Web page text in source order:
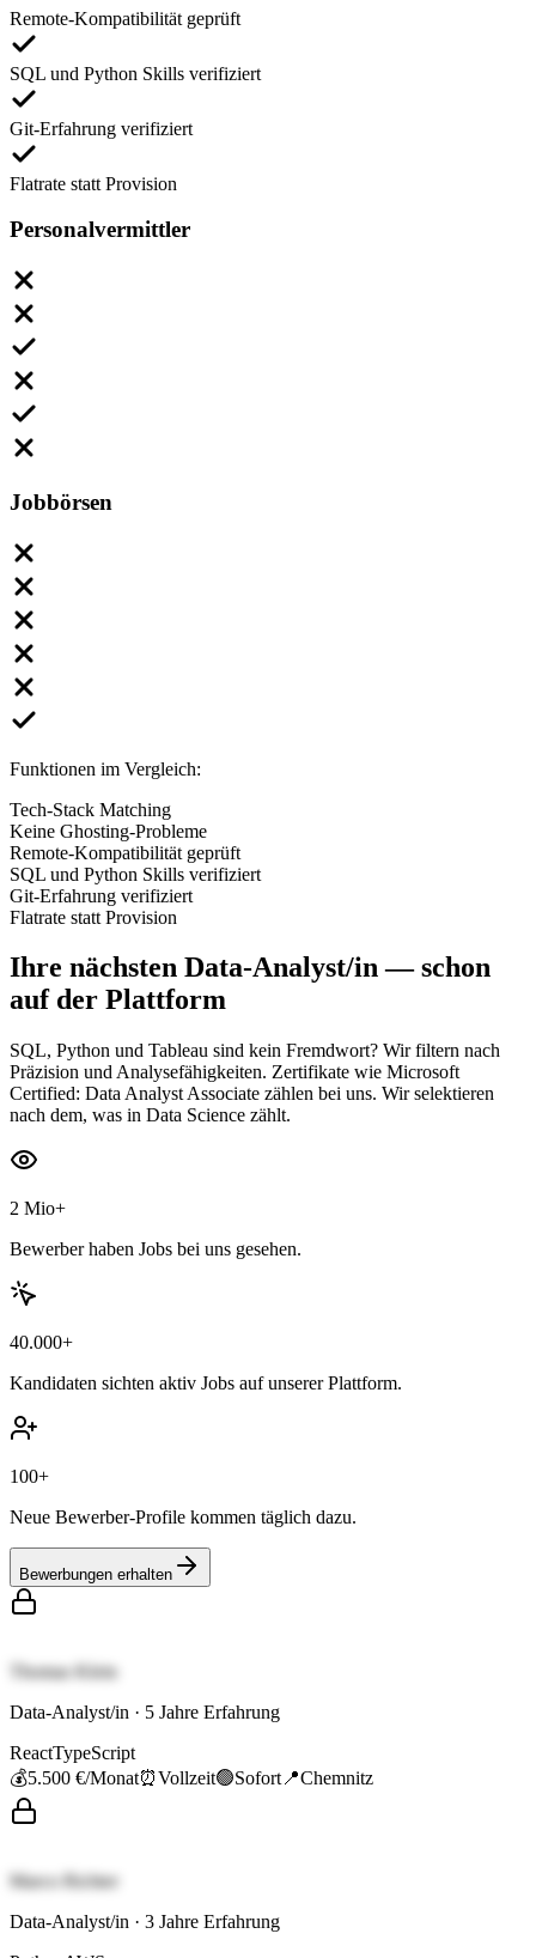
Remote-Kompatibilität geprüft
SQL und Python Skills verifiziert
Git-Erfahrung verifiziert
Flatrate statt Provision
Personalvermittler
Jobbörsen
Funktionen im Vergleich:
Tech-Stack Matching
Keine Ghosting-Probleme
Remote-Kompatibilität geprüft
SQL und Python Skills verifiziert
Git-Erfahrung verifiziert
Flatrate statt Provision
Ihre nächsten Data-Analyst/in— schon
auf der Plattform
SQL, Python und Tableau sind kein Fremdwort? Wir filtern nach
Präzision und Analysefähigkeiten. Zertifikate wie Microsoft
Certified: Data Analyst Associate zählen bei uns. Wir selektieren
nach dem, was in Data Science zählt.
2 Mio+
Bewerber haben Jobs bei uns gesehen.
40.000+
Kandidaten sichten aktiv Jobs auf unserer Plattform.
100+
Neue Bewerber-Profile kommen täglich dazu.
Bewerbungen erhalten
Thomas Klein
Data-Analyst/in · 5 Jahre Erfahrung
ReactTypeScript
💰5.500 €/Monat⏰Vollzeit🟢Sofort 📍Chemnitz
Marco Richter
Data-Analyst/in · 3 Jahre Erfahrung